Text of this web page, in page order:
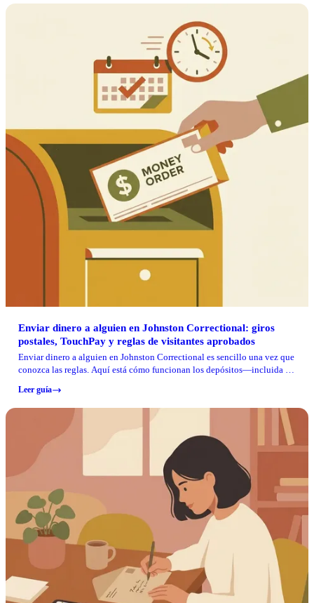
Enviar dinero a alguien en Johnston Correctional: giros
postales, TouchPay y reglas de visitantes aprobados
Enviar dinero a alguien en Johnston Correctional es sencillo una vez que
conozca las reglas. Aquí está cómo funcionan los depósitos—incluida la
sale mal.
Leer guía